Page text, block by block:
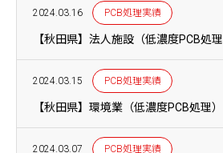
2024.03.16 PCB処理実績
【秋田県】法人施設（低濃度PCB処理
2024.03.15 PCB処理実績
【秋田県】環境業（低濃度PCB処理）
2024.03.07 PCB処理実績